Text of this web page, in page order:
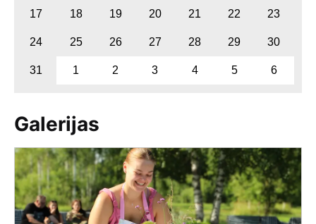
17 18 19 20 21 22 23
24 25 26 27 28 29 30
31 1 2 3 4 5 6
Galerijas